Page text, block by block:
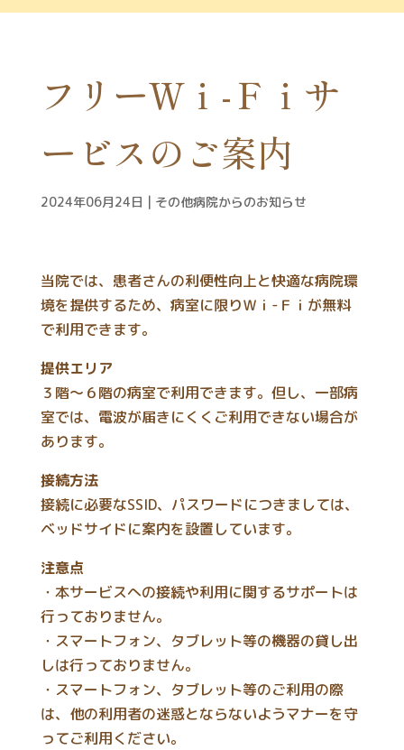
フリーＷｉ-Ｆｉサ
ービスのご案内
2024年06月24日 その他病院からのお知らせ
当院では、患者さんの利便性向上と快適な病院環
境を提供するため、病室に限りＷｉ-Ｆｉが無料
で利用できます。
提供エリア
３階～６階の病室で利用できます。但し、一部病
室では、電波が届きにくくご利用できない場合が
あります。
接続方法
接続に必要なSSID、パスワードにつきましては、
ベッドサイドに案内を設置しています。
注意点
・本サービスへの接続や利用に関するサポートは
行っておりません。
・スマートフォン、タブレット等の機器の貸し出
しは行っておりません。
・スマートフォン、タブレット等のご利用の際
は、他の利用者の迷惑とならないようマナーを守
ってご利用ください。